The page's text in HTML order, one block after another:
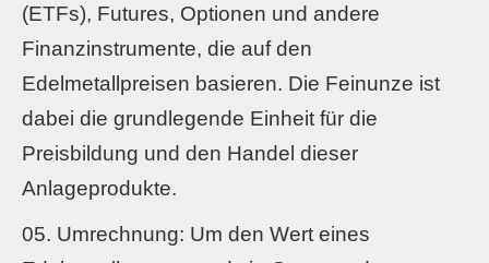
(ETFs), Futures, Optionen und andere
Finanzinstrumente, die auf den
Edelmetallpreisen basieren. Die Feinunze ist
dabei die grundlegende Einheit für die
Preisbildung und den Handel dieser
Anlageprodukte.
Umrechnung: Um den Wert eines